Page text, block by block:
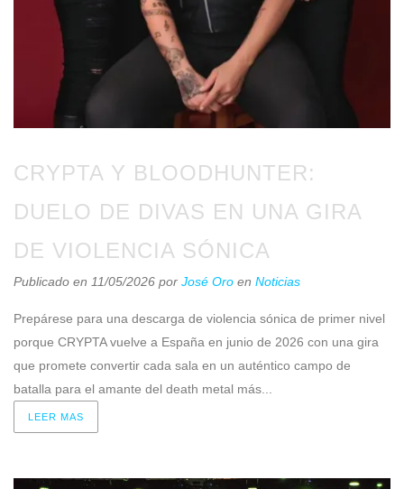
CRYPTA Y BLOODHUNTER:
DUELO DE DIVAS EN UNA GIRA
DE VIOLENCIA SÓNICA
Publicado en 11/05/2026 por José Oro en Noticias
Prepárese para una descarga de violencia sónica de primer nivel
porque CRYPTA vuelve a España en junio de 2026 con una gira
que promete convertir cada sala en un auténtico campo de
batalla para el amante del death metal más...
LEER MAS